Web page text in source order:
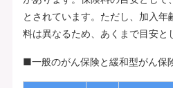
とされています。ただし、加入
料は異なるため、あくまで目安と
■一般のがん保険と緩和型がん